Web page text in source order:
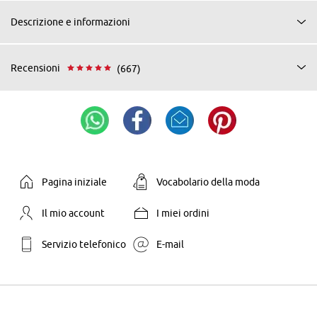
Descrizione e informazioni
Recensioni (667)
Pagina iniziale Vocabolario della moda
Il mio account I miei ordini
Servizio telefonico E-mail